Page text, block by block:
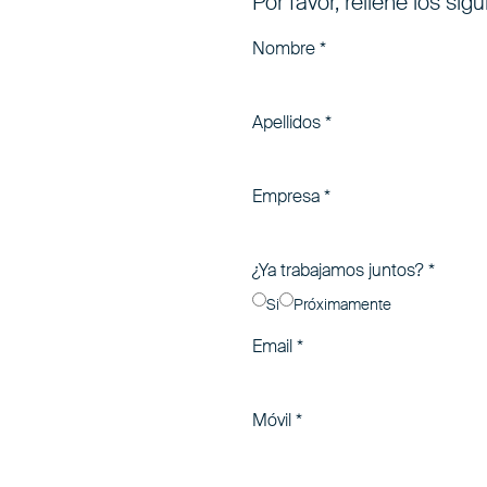
Nombre*
Apellidos*
Empresa*
¿Ya trabajamos juntos?*
Si Próximamente
Email*
Móvil*